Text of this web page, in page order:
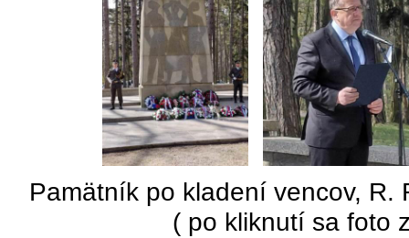
Pamätník po kladení vencov, R.
( po kliknutí sa foto